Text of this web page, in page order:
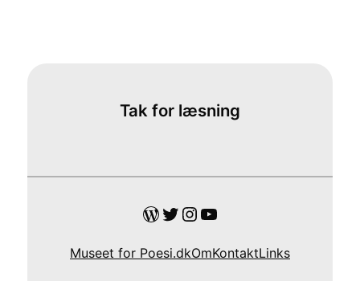
Tak for læsning
WordPress
Twitter
Instagram
YouTube
Museet for Poesi.dkOmKontaktLinks